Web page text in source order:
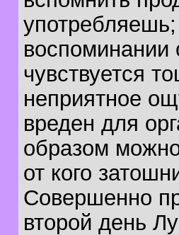
воспоминании
чувствуется
неприятное
вреден для
образом
от кого
Совершенно
второй день